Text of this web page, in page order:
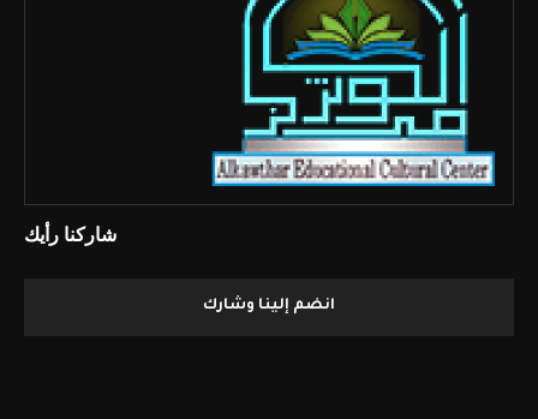
شاركنا رأيك
انضم إلينا وشارك